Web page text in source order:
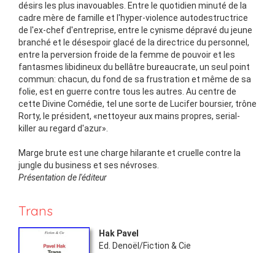
désirs les plus inavouables. Entre le quotidien minuté de la
cadre mère de famille et l'hyper-violence autodestructrice
de l'ex-chef d'entreprise, entre le cynisme dépravé du jeune
branché et le désespoir glacé de la directrice du personnel,
entre la perversion froide de la femme de pouvoir et les
fantasmes libidineux du bellâtre bureaucrate, un seul point
commun: chacun, du fond de sa frustration et même de sa
folie, est en guerre contre tous les autres. Au centre de
cette Divine Comédie, tel une sorte de Lucifer boursier, trône
Rorty, le président, «nettoyeur aux mains propres, serial-
killer au regard d'azur».
Marge brute est une charge hilarante et cruelle contre la
jungle du business et ses névroses.
Présentation de l'éditeur
Trans
Hak Pavel
Ed.
Denoël/Fiction & Cie